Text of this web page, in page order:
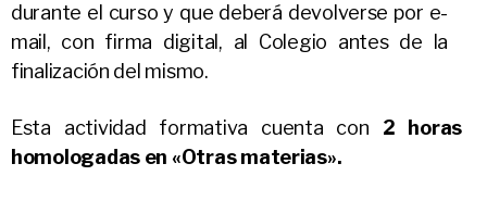
durante el curso y que deberá devolverse por e-
mail, con firma digital, al Colegio antes de la
finalización del mismo.
Esta actividad formativa cuenta con 2 horas
homologadas en «Otras materias».